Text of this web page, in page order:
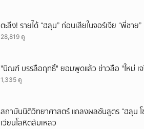
ตะลึง! รายได้ “ฮลุน” ก่อนเสียในจอร์เจีย “พี่ช
28,819 ดู
"บิณฑ์ บรรลือฤทธิ์" ยอมพูดแล้ว ข่าวลือ "ใหม่
1,335 ดู
สถาบันนิติวิทยาศาสตร์ แถลงผลชันสูตร “ฮลุน โซ
เวียนโลหิตล้มเหลว